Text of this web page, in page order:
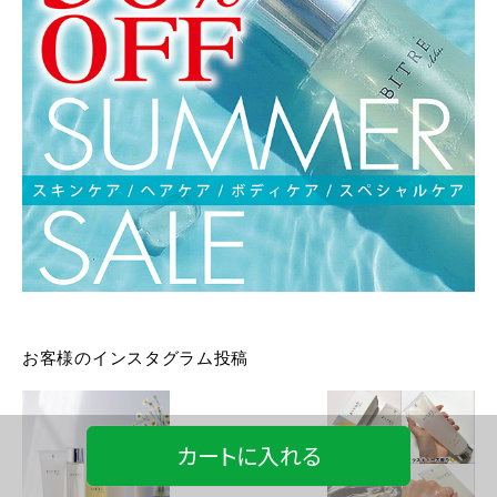
カートに入れる
お客様のインスタグラム投稿